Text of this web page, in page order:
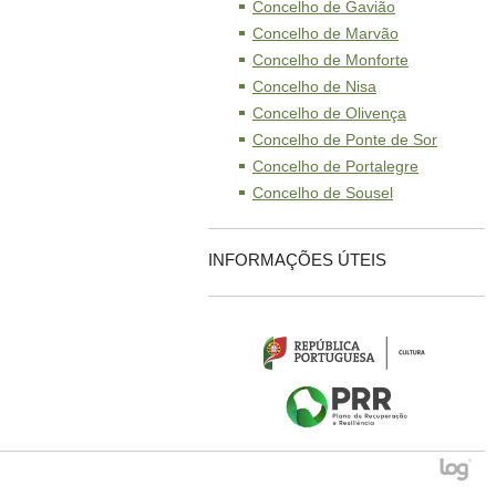
Concelho de Gavião
Concelho de Marvão
Concelho de Monforte
Concelho de Nisa
Concelho de Olivença
Concelho de Ponte de Sor
Concelho de Portalegre
Concelho de Sousel
INFORMAÇÕES ÚTEIS